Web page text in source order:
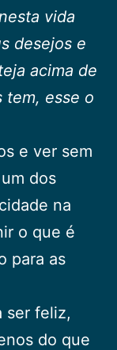
vida
desejos e
acima de
tem, esse o
e ver sem
dos
na
o que é
para as
ser feliz,
do que